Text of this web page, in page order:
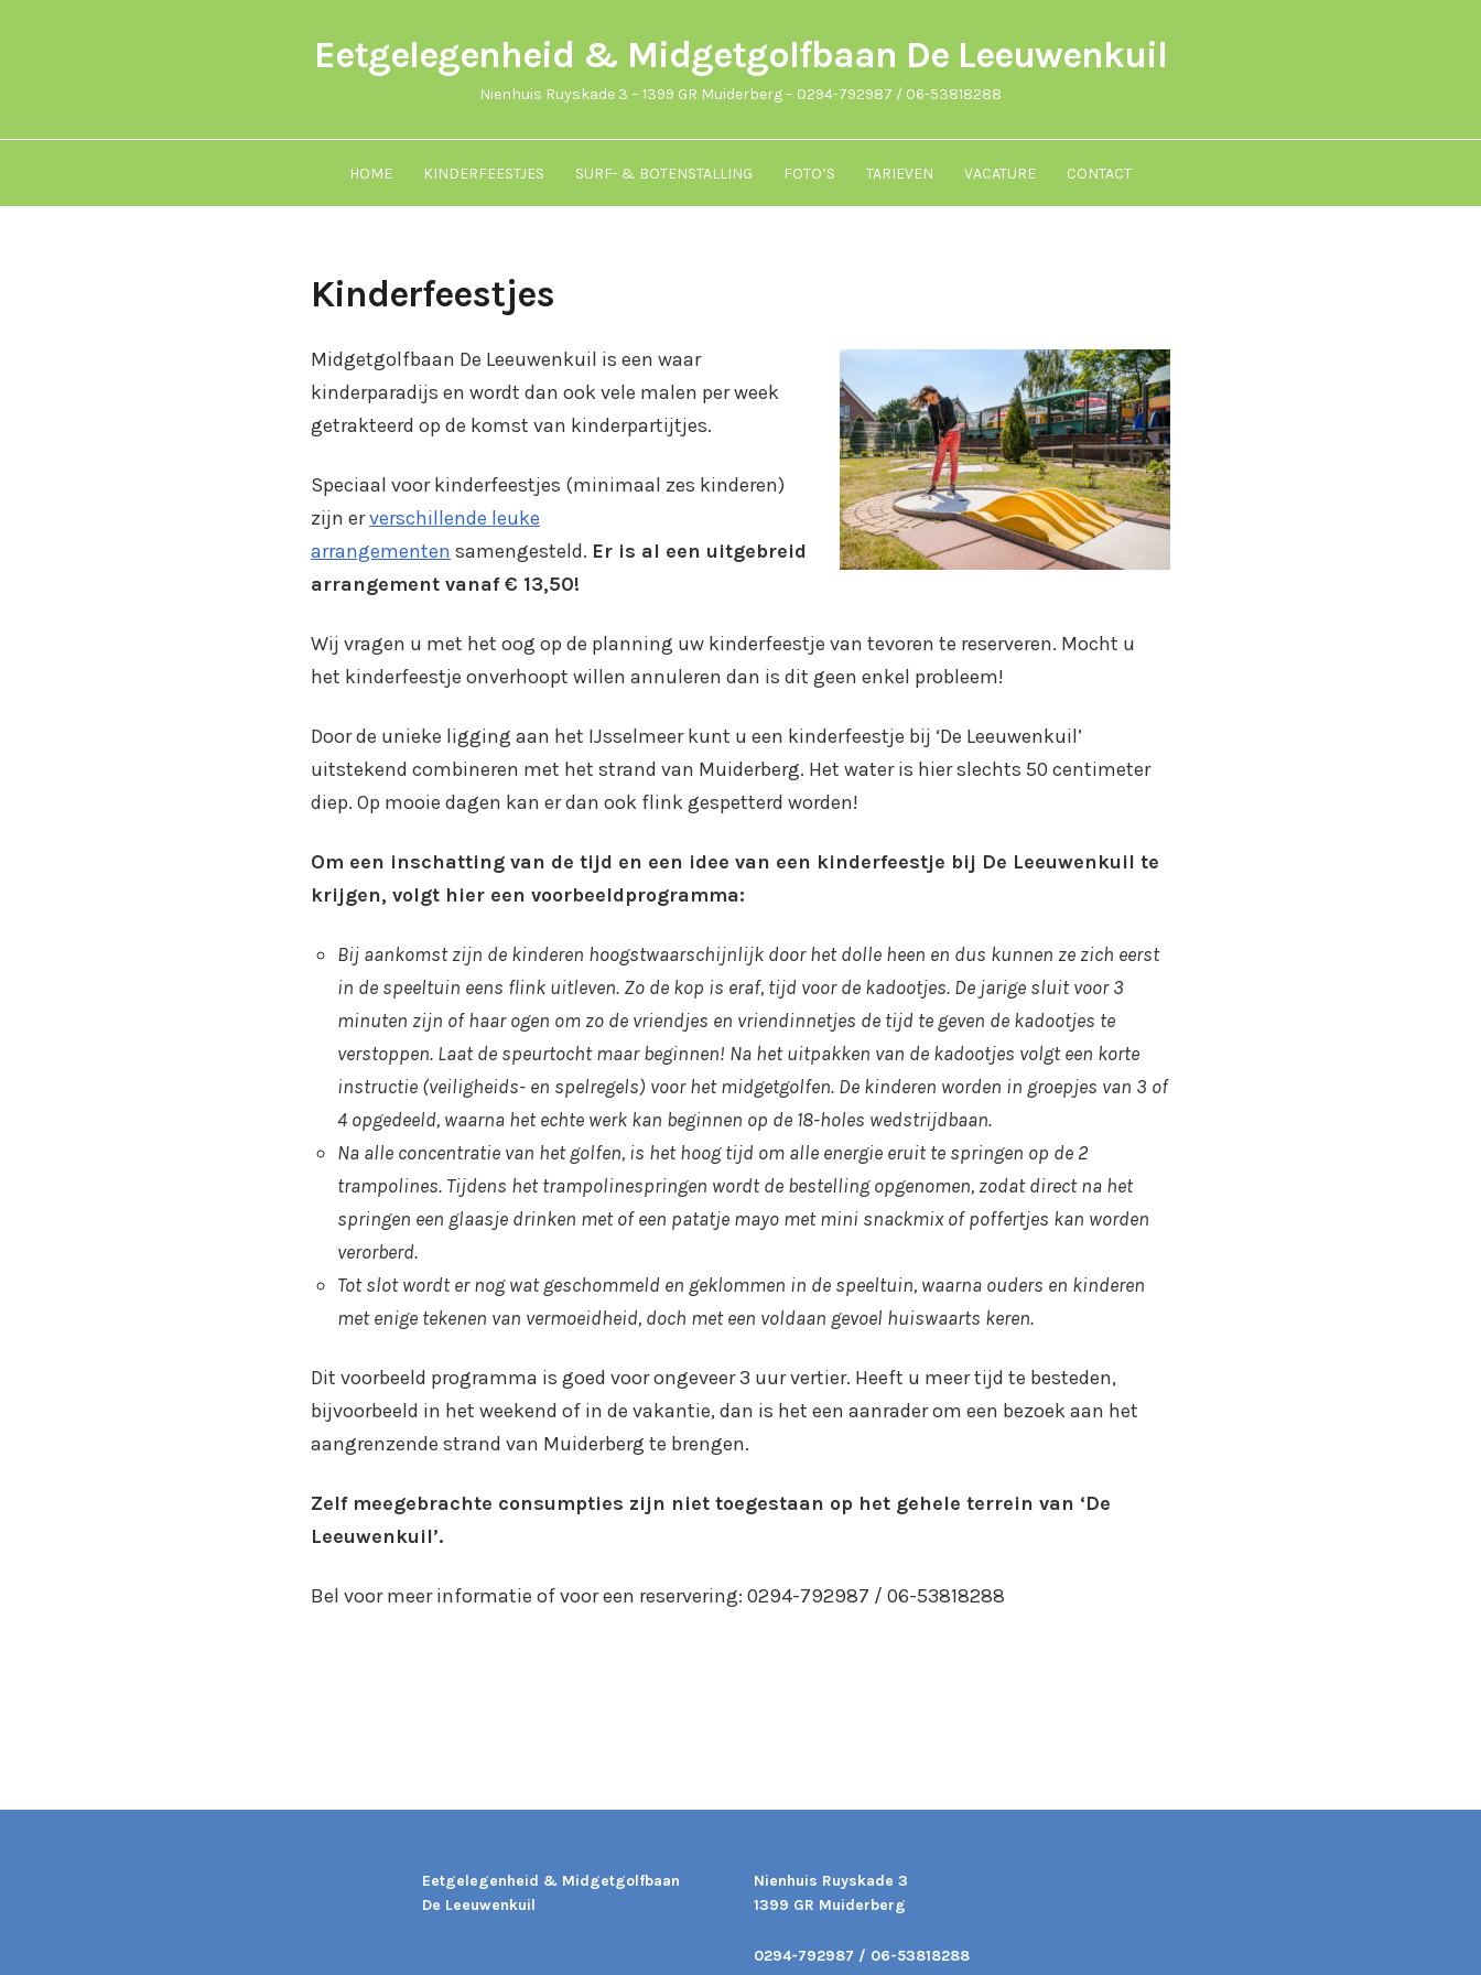
Eetgelegenheid & Midgetgolfbaan De Leeuwenkuil
Nienhuis Ruyskade 3 – 1399 GR Muiderberg – 0294-792987 / 06-53818288
HOME KINDERFEESTJES SURF- & BOTENSTALLING FOTO’S TARIEVEN VACATURE CONTACT
Kinderfeestjes
Midgetgolfbaan De Leeuwenkuil is een waar
kinderparadijs en wordt dan ook vele malen per week
getrakteerd op de komst van kinderpartijtjes.
Speciaal voor kinderfeestjes (minimaal zes kinderen)
zijn erverschillende leuke
arrangementen samengesteld. Er is al een uitgebreid
arrangement vanaf € 13,50!
Wij vragen u met het oog op de planning uw kinderfeestje van tevoren te reserveren. Mocht u
het kinderfeestje onverhoopt willen annuleren dan is dit geen enkel probleem!
Door de unieke ligging aan het IJsselmeer kunt u een kinderfeestje bij ‘De Leeuwenkuil’
uitstekend combineren met het strand van Muiderberg. Het water is hier slechts 50 centimeter
diep. Op mooie dagen kan er dan ook flink gespetterd worden!
Om een inschatting van de tijd en een idee van een kinderfeestje bij De Leeuwenkuil te
krijgen, volgt hier een voorbeeldprogramma:
Bij aankomst zijn de kinderen hoogstwaarschijnlijk door het dolle heen en dus kunnen ze zich eerst
in de speeltuin eens flink uitleven. Zo de kop is eraf, tijd voor de kadootjes. De jarige sluit voor 3
minuten zijn of haar ogen om zo de vriendjes en vriendinnetjes de tijd te geven de kadootjes te
verstoppen. Laat de speurtocht maar beginnen! Na het uitpakken van de kadootjes volgt een korte
instructie (veiligheids- en spelregels) voor het midgetgolfen. De kinderen worden in groepjes van 3 of
4 opgedeeld, waarna het echte werk kan beginnen op de 18-holes wedstrijdbaan.
Na alle concentratie van het golfen, is het hoog tijd om alle energie eruit te springen op de 2
trampolines. Tijdens het trampolinespringen wordt de bestelling opgenomen, zodat direct na het
springen een glaasje drinken met of een patatje mayo met mini snackmix of poffertjes kan worden
verorberd.
Tot slot wordt er nog wat geschommeld en geklommen in de speeltuin, waarna ouders en kinderen
met enige tekenen van vermoeidheid, doch met een voldaan gevoel huiswaarts keren.
Dit voorbeeld programma is goed voor ongeveer 3 uur vertier. Heeft u meer tijd te besteden,
bijvoorbeeld in het weekend of in de vakantie, dan is het een aanrader om een bezoek aan het
aangrenzende strand van Muiderberg te brengen.
Zelf meegebrachte consumpties zijn niet toegestaan op het gehele terrein van ‘De
Leeuwenkuil’.
Bel voor meer informatie of voor een reservering: 0294-792987 / 06-53818288
Eetgelegenheid & Midgetgolfbaan
De Leeuwenkuil
Nienhuis Ruyskade 3
1399 GR Muiderberg
0294-792987 / 06-53818288